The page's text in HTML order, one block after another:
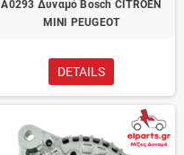
A0293 Δυναμό Bosch CITROEN
MINI PEUGEOT
DETAILS